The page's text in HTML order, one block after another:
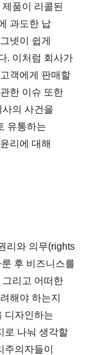
품이 리콜된
과도한 납
넷이 쉽게
. 이처럼 회사가
객에게 판매할
한 이슈 또한
의 사건을
유통하는
리에 대해
리와 의무(rights
후 비즈니스를
리고 어떠한
해야 하는지
디자인하는
로 나눠 생각할
의자들이